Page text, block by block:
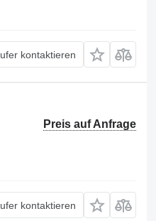
kontaktieren
Preis auf Anfrage
kontaktieren